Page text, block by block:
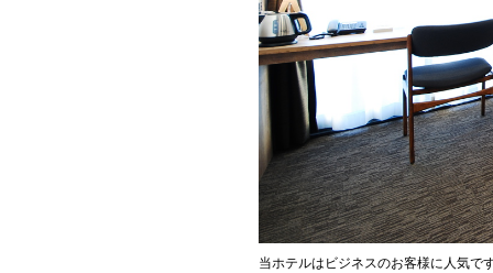
当ホテルはビジネスのお客様に人気で